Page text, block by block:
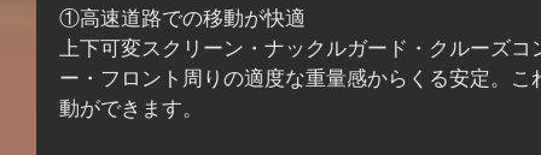
①高速道路での移動が快適
上下可変スクリーン・ナックルガード・クルーズ
ー・フロント周りの適度な重量感からくる安定。
動ができます。